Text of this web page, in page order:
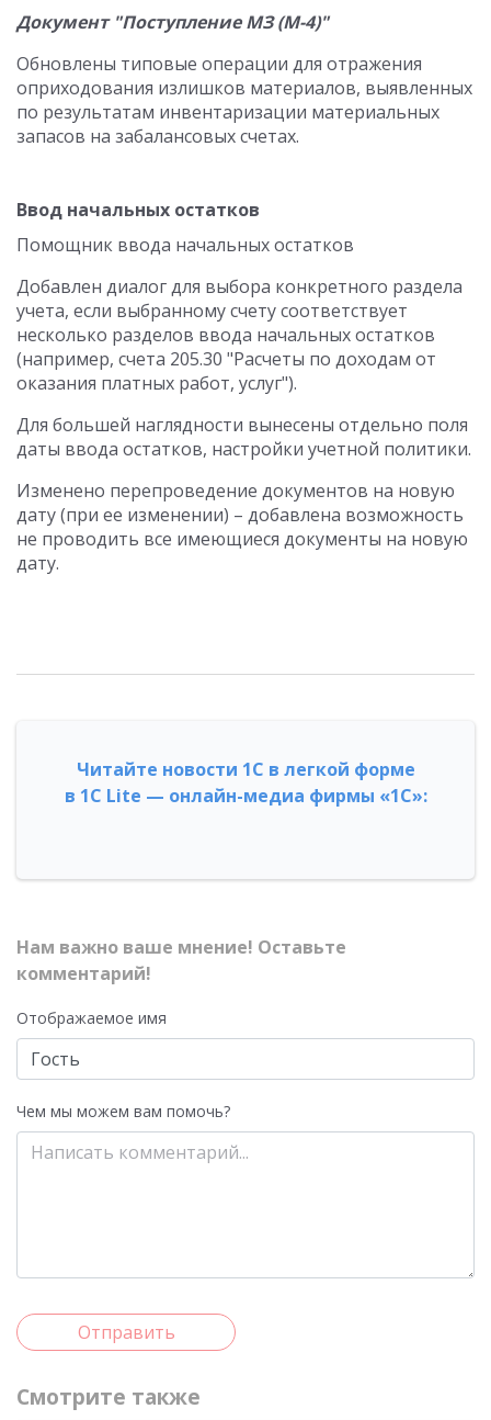
Документ "Поступление МЗ (М-4)"
Обновлены типовые операции для отражения
оприходования излишков материалов, выявленных
по результатам инвентаризации материальных
запасов на забалансовых счетах.
Ввод начальных остатков
Помощник ввода начальных остатков
Добавлен диалог для выбора конкретного раздела
учета, если выбранному счету соответствует
несколько разделов ввода начальных остатков
(например, счета 205.30 "Расчеты по доходам от
оказания платных работ, услуг").
Для большей наглядности вынесены отдельно поля
даты ввода остатков, настройки учетной политики.
Изменено перепроведение документов на новую
дату (при ее изменении) – добавлена возможность
не проводить все имеющиеся документы на новую
дату.
Читайте новости 1С в легкой форме
в 1С Lite — онлайн-медиа фирмы «1С»:
Нам важно ваше мнение! Оставьте
комментарий!
Отображаемое имя
Чем мы можем вам помочь?
Отправить
Смотрите также